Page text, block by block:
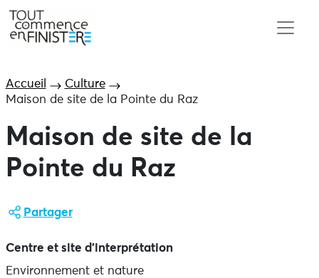
Accueil
Culture
Maison de site de la Pointe du Raz
Maison de site de la
Pointe du Raz
Partager
Centre et site d'interprétation
Environnement et nature